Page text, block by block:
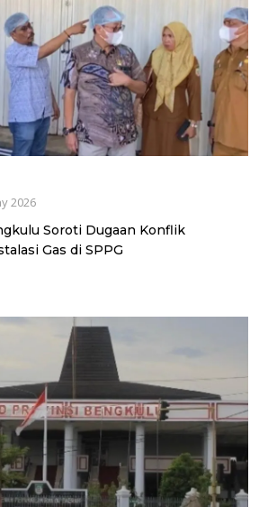
2026
Soroti Dugaan Konflik
Gas di SPPG